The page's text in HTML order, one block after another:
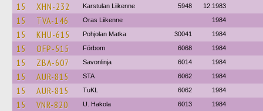
15 XHN-232 Karstulan Liikenne 5948 12.1983
15 TVA-146 Oras Liikenne 1984
15 KHU-615 Pohjolan Matka 30041 1984
15 OFP-515 Förbom 6068 1984
15 ZBA-607 Savonlinja 6014 1984
15 AUR-815 STA 6062 1984
15 AUR-815 TuKL 6062 1984
15 VNR-820 U. Hakola 6013 1984